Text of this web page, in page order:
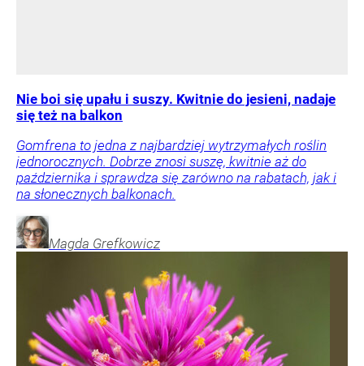
Nie boi się upału i suszy. Kwitnie do jesieni, nadaje
się też na balkon
Gomfrena to jedna z najbardziej wytrzymałych roślin
jednorocznych. Dobrze znosi suszę, kwitnie aż do
października i sprawdza się zarówno na rabatach, jak i
na słonecznych balkonach.
Magda Grefkowicz